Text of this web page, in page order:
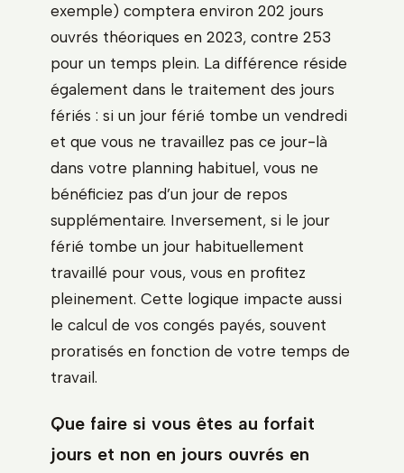
exemple) comptera environ 202 jours
ouvrés théoriques en 2023, contre 253
pour un temps plein. La différence réside
également dans le traitement des jours
fériés : si un jour férié tombe un vendredi
et que vous ne travaillez pas ce jour-là
dans votre planning habituel, vous ne
bénéficiez pas d’un jour de repos
supplémentaire. Inversement, si le jour
férié tombe un jour habituellement
travaillé pour vous, vous en profitez
pleinement. Cette logique impacte aussi
le calcul de vos congés payés, souvent
proratisés en fonction de votre temps de
travail.
Que faire si vous êtes au forfait
jours et non en jours ouvrés en